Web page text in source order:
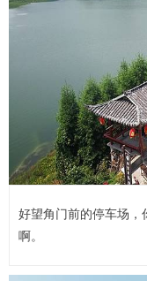
好望角门前的停车场，
啊。